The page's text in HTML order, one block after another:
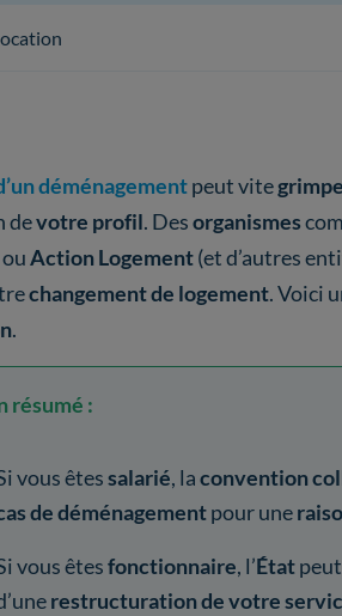
déménagementpeut vite
devotre profil. Desorganismes
Action Logement(et d’autres
changement de logement. Voici
.
résumé :
vous êtessalarié, laconvention
de déménagementpour une
vous êtesfonctionnaire, l’État
restructuration de votre